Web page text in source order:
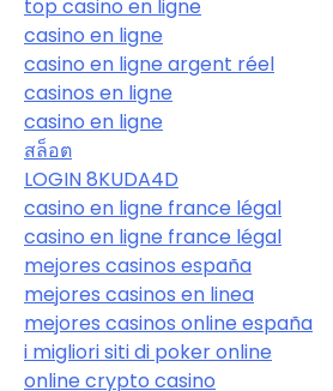
top casino en ligne
casino en ligne
casino en ligne argent réel
casinos en ligne
casino en ligne
สล็อต
LOGIN 8KUDA4D
casino en ligne france légal
casino en ligne france légal
mejores casinos españa
mejores casinos en linea
mejores casinos online españa
i migliori siti di poker online
online crypto casino